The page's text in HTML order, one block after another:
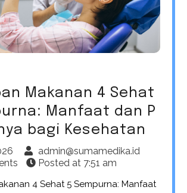
Makanan 4 Sehat
Manfaat dan P
bagi Kesehatan
admin@sumamedika.id
Posted at 7:51 am
4 Sehat 5 Sempurna: Manfaat